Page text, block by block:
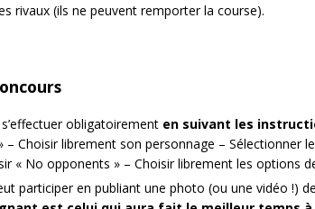
rivaux (ils ne peuvent remporter la course).
obligatoirement en suivant les
– Choisir librement son personnage – Sélectionner le
« No opponents » – Choisir librement les options
participer en publiant une photo (ou une vidéo !)